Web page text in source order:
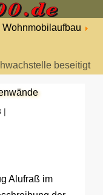
Wohnmobilaufbau
beseitigt
|
Alufraß im